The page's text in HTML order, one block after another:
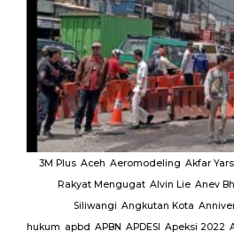
3M Plus Aceh Aeromodeling Akfar
Rakyat Mengugat Alvin Lie Anev
Siliwangi Angkutan Kota
hukum apbd APBN APDESI Apeksi 2022